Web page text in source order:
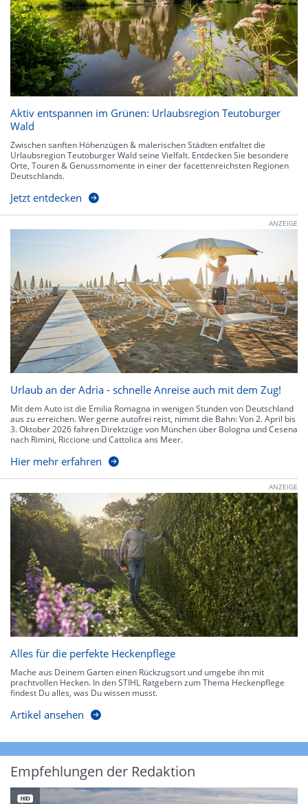
Aktiv entspannen im Grünen: Urlaubsregion Teutoburger
Wald
Zwischen sanften Höhenzügen & malerischen Städten entfaltet die
Urlaubsregion Teutoburger Wald seine Vielfalt. Entdecken Sie besondere
Orte, Touren & Genussmomente in einer der facettenreichsten Regionen
Deutschlands.
Jetzt entdecken
ANZEIGE
Urlaub an der Adria - schnelle Anreise auch mit dem Zug!
Mit dem Auto ist die Emilia Romagna in wenigen Stunden von Deutschland
aus zu erreichen. Wer gerne autofrei reist, nimmt die Bahn: Von 2. April bis
3. Oktober 2026 fahren Direktzüge von München über Bologna und Cesena
nach Rimini, Riccione und Cattolica ans Meer.
Hier mehr erfahren
ANZEIGE
Alles für die perfekte Heckenpflege
Mache aus Deinem Garten einen Rückzugsort und umgebe ihn mit
prachtvollen Hecken. In den STIHL Ratgebern zum Thema Heckenpflege
findest Du alles, was Du wissen musst.
Artikel ansehen
Empfehlungen der Redaktion